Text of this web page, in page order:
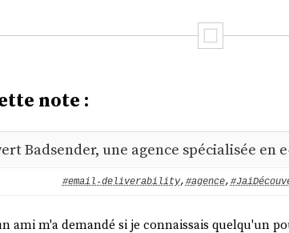
note :
Badsender, une agence spécialisée
#email-deliverability, #agence,
ami m'a demandé si je connaissais quelqu'un